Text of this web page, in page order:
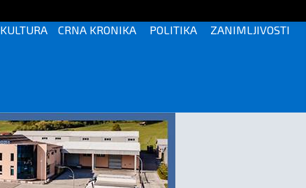
KULTURA CRNA KRONIKA POLITIKA ZANIMLJIVOSTI